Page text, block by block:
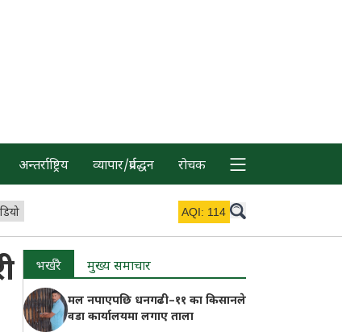
अन्तर्राष्ट्रिय व्यापार/प्रर्वद्धन रोचक
AQI: 114
भर्खरै मुख्य समाचार
मल नपाएपछि धनगढी–११ का किसानले
वडा कार्यालयमा लगाए ताला